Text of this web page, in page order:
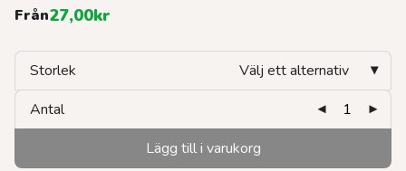
Från27,00kr
Storlek
Välj ett alternativ
Antal
Lägg till i varukorg